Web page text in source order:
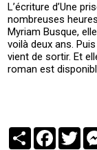
L’écriture d’Une
nombreuses
Myriam Busque,
voilà deux ans.
vient de sortir. Et
roman est
Partager